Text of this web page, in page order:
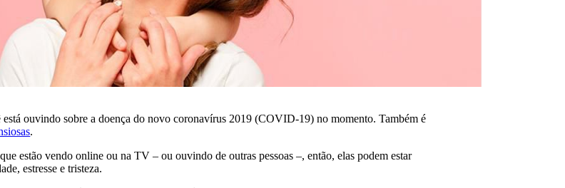
ouvindo sobre a doença do novo coronavírus 2019 (COVID-19) no momento. Também é
.
estão vendo online ou na TV – ou ouvindo de outras pessoas –, então, elas podem estar
estresse e tristeza.